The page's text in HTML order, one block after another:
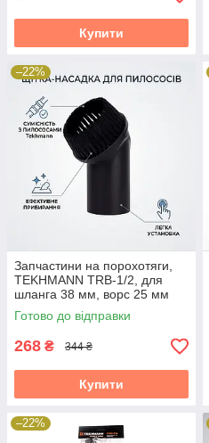
Купити
–22%
Запчастини на порохотяги,
TEKHMANN TRB-1/2, для
шланга 38 мм, ворс 25 мм
Готово до відправки
268 ₴ 344 ₴
Купити
–22%